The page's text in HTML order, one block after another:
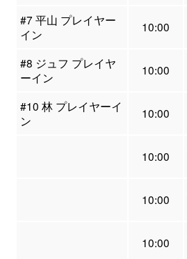
#7 平山 プレイヤー
イン
10:00
#8 ジュフ プレイヤ
ーイン
10:00
#10 林 プレイヤーイ
ン
10:00
10:00
10:00
10:00